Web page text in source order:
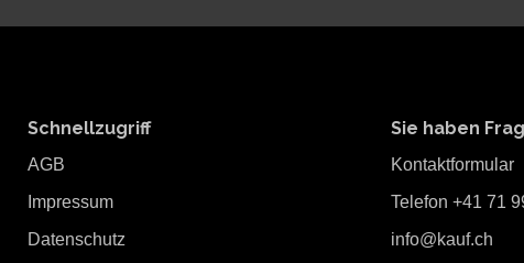
Schnellzugriff
AGB
Impressum
Datenschutz
Sie haben
Kontaktformular
Telefon +41 71
info@kauf.ch